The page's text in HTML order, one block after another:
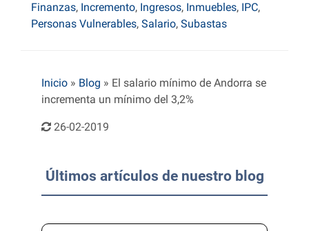
Finanzas, Incremento, Ingresos, Inmuebles, IPC,
Personas Vulnerables, Salario, Subastas
Inicio » Blog » El salario mínimo de Andorra se
incrementa un mínimo del 3,2%
26-02-2019
Últimos artículos de nuestro blog